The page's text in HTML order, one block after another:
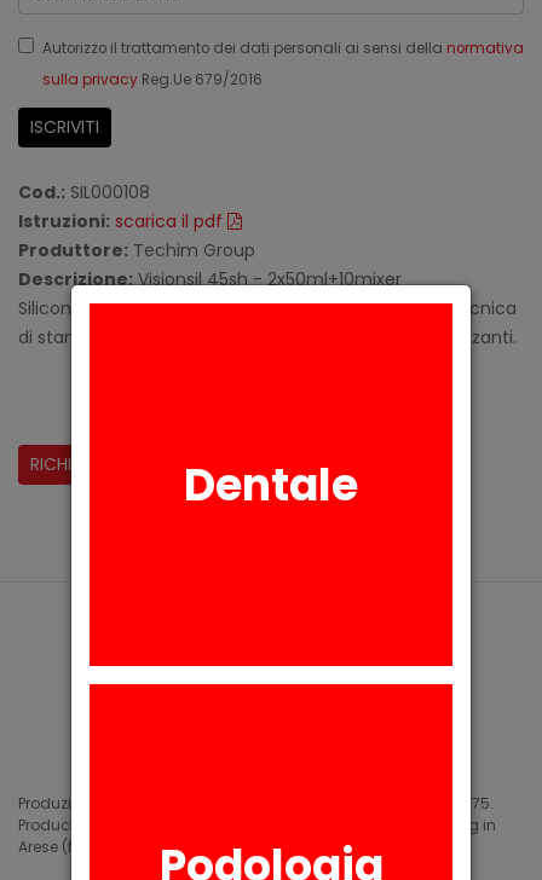
Autorizzo il trattamento dei dati personali ai sensi della normativa
sulla privacy Reg.Ue 679/2016
ISCRIVITI
Cod.: SIL000108
Istruzioni: scarica il pdf
Produttore: Techim Group
Descrizione:Visionsil 45sh - 2x50ml+10mixer
Silicone di addizione fluido trasparente. Usato nella tecnica
di stampaggio e iniezione dei compositi fotopolimerizzanti.
RICHIESTA INFORMAZIONI
Produzione di siliconi medicali e industriali in Arese (MI) dal 1975.
Production of medical and industrial silicones. Manufacturing in
Arese (MI) since 1975.
Dentale
Podologia